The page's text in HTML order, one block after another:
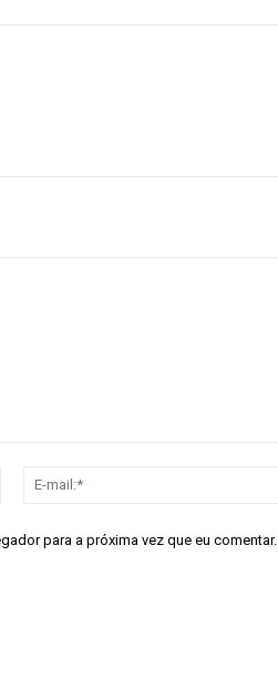
Nome:*
para a próxima vez que eu comentar.